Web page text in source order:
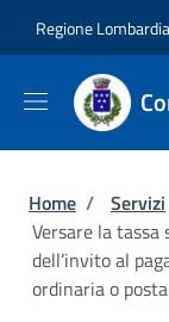
Regione Lombardia
Briciole
Home / Servizi
Versare la
dell’invito al
ordinaria o